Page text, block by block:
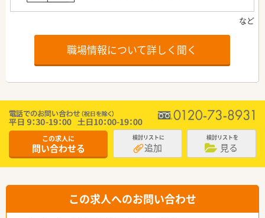
職場情報について詳しく聞く
この求人に
問い合わせる
検討リストに
追加
検討リストを
見る
この求人へのお問い合わせ